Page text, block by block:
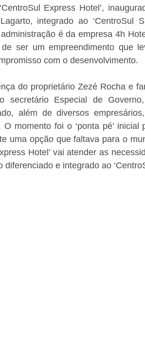
Express Hotel’,
integrado ao ‘CentroSul
é da empresa 4h
ser um empreendimento que
com o desenvolvimento.
do proprietário Zezé Rocha e
Especial de
além de diversos
momento foi o ‘ponta pé’ inicial
uma opção que faltava para o
Hotel’ vai atender as
e integrado ao